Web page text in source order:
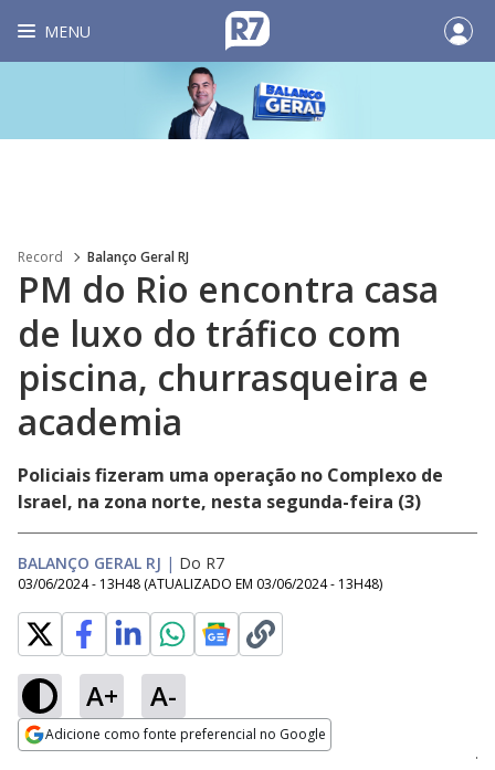
MENU
Record Balanço Geral RJ
PM do Rio encontra casa
de luxo do tráfico com
piscina, churrasqueira e
academia
Policiais fizeram uma operação no Complexo de
Israel, na zona norte, nesta segunda-feira (3)
BALANÇO GERAL RJ | Do R7
03/06/2024 - 13H48 (ATUALIZADO EM 03/06/2024 - 13H48)
A+ A-
Adicione como fonte preferencial no Google
Ativar
81.79%